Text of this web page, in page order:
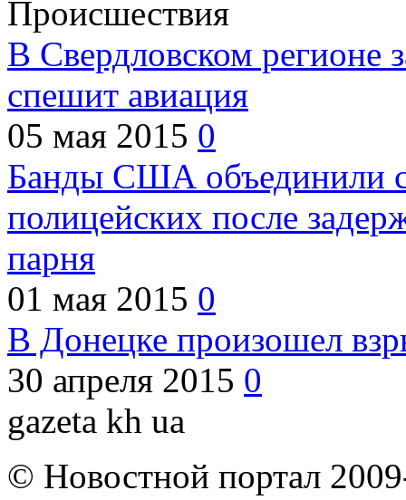
Происшествия
В Свердловском регионе
спешит авиация
05 мая 2015 0
Банды США объединили
полицейских после
парня
01 мая 2015 0
В Донецке произошел
30 апреля 2015 0
gazeta kh ua
© Новостной портал